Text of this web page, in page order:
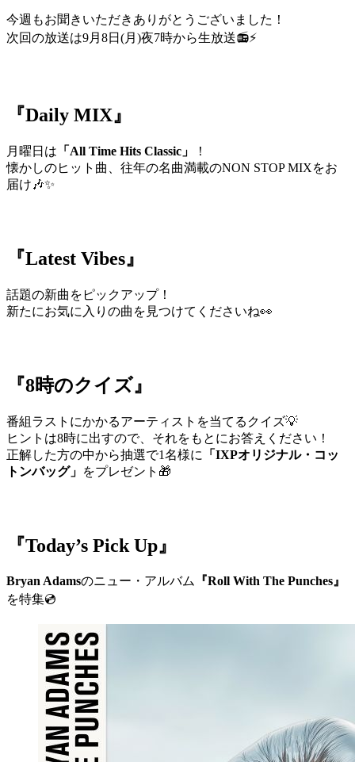
今週もお聞きいただきありがとうございました！
次回の放送は9月8日(月)夜7時から生放送📻⚡
『Daily MIX』
月曜日は 「All Time Hits Classic」
！
懐かしのヒット曲、往年の名曲満載のNON STOP MIXをお
届け🎶✨
『Latest Vibes』
話題の新曲をピックアップ！
新たにお気に入りの曲を見つけてくださいね👀
『8時のクイズ』
番組ラストにかかるアーティストを当てるクイズ💡
ヒントは8時に出すので、それをもとにお答えください！
正解した方の中から抽選で1名様に
「IXPオリジナル・コッ
トンバッグ」 をプレゼント🎁
『Today’s Pick Up』
Bryan Adamsのニュー・アルバム 『Roll With The Punches』
を特集💿